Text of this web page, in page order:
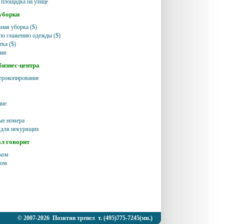
на улице
уборка ($)
глажению одежды ($)
($)
центра
номера
некурящих
говорит
© 2007-2026 Позитив тревел т. (495)775-7245(мн.)